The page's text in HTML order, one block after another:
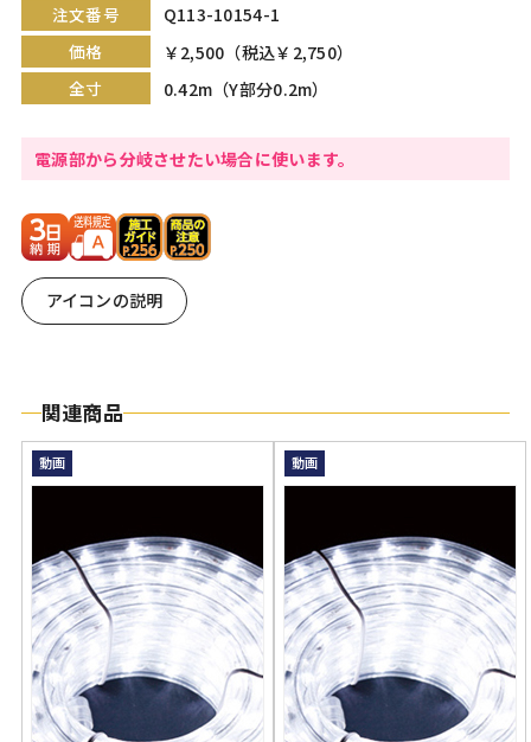
注文番号
Q113-10154-1
価格
￥2,500（税込￥2,750）
全寸
0.42m（Y部分0.2m）
電源部から分岐させたい場合に使います。
アイコンの説明
関連商品
動画 動画